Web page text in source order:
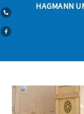
Services
HAGMANN